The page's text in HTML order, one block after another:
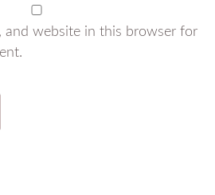
and website in this browser for